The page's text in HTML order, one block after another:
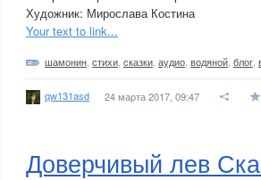
Художник: Мирослава Костина
Your text to link...
шамонин стихи сказки аудио водяной блог
qw131asd 24 марта 2017, 09:47
Доверчивый лев